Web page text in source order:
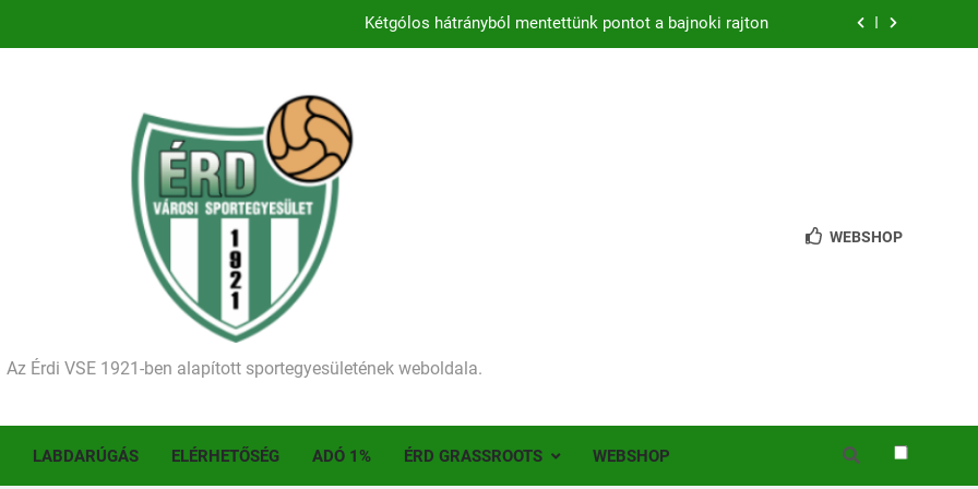
Kétgólos hátrányból mentettünk pontot a bajnoki rajton
Történelmet írt az I. Érdi Football Fesztivál – több mint 200 játékos lépett pályára Érden
Ellenfelünk visszalépése miatt játék nélkül jutottunk tovább a MOL Magyar Kupában
Kezdődik a 2026–2027-es szezon – hazai pályán rajtol az Érdi VSE!
Történelmet írt az I. Érdi Football Fesztivál – több mint 200 játékos lépett pályára Érden
Az Érdi VSE 1921-ben alapított sportegyesületének weboldala.
WEBSHOP
LABDARÚGÁS ELÉRHETŐSÉG ADÓ 1% ÉRD GRASSROOTS WEBSHOP